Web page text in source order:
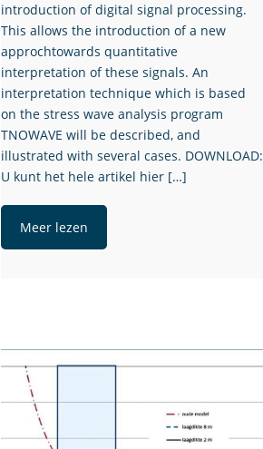
introduction of digital signal processing.
This allows the introduction of a new
approchtowards quantitative
interpretation of these signals. An
interpretation technique which is based
on the stress wave analysis program
TNOWAVE will be described, and
illustrated with several cases. DOWNLOAD:
U kunt het hele artikel hier […]
Meer lezen